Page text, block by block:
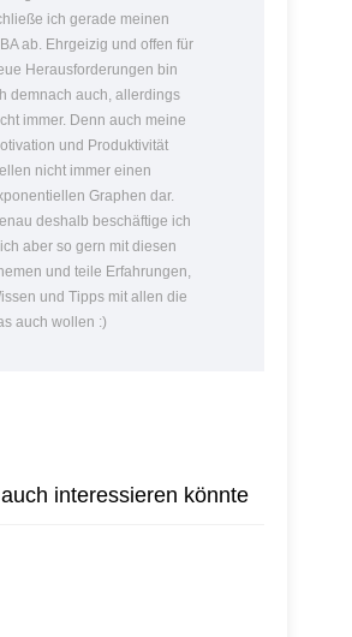
ich gerade meinen
ab. Ehrgeizig und offen für
Herausforderungen bin
demnach auch, allerdings
immer. Denn auch meine
und Produktivität
nicht immer einen
Graphen dar.
deshalb beschäftige ich
aber so gern mit diesen
und teile Erfahrungen,
und Tipps mit allen die
auch wollen :)
interessieren könnte